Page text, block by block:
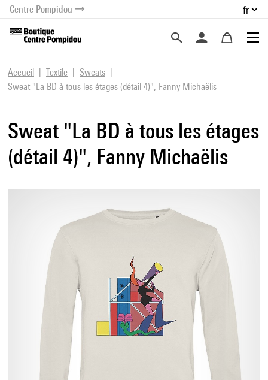
menu
contenu
Centre Pompidou fr
Accueil Textile
Sweats
Sweat "La BD à tous les étages (détail 4)", Fanny Michaëlis
Sweat "La BD à tous les étages
(détail 4)", Fanny Michaëlis